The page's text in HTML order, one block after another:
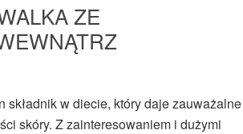
ZE
w diecie, który daje zauważalne
skóry. Z zainteresowaniem i dużymi